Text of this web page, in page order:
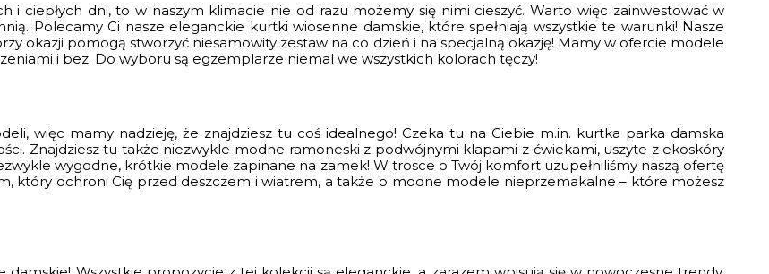
i ciepłych dni, to w naszym klimacie nie od razu możemy się nimi cieszyć. Warto więc zainwestować w
Polecamy Ci nasze eleganckie kurtki wiosenne damskie, które spełniają wszystkie te warunki! Nasze
okazji pomogą stworzyć niesamowity zestaw na co dzień i na specjalną okazję! Mamy w ofercie modele
i bez. Do wyboru są egzemplarze niemal we wszystkich kolorach tęczy!
więc mamy nadzieję, że znajdziesz tu coś idealnego! Czeka tu na Ciebie m.in. kurtka parka damska
Znajdziesz tu także niezwykle modne ramoneski z podwójnymi klapami z ćwiekami, uszyte z ekoskóry
wygodne, krótkie modele zapinane na zamek! W trosce o Twój komfort uzupełniliśmy naszą ofertę
który ochroni Cię przed deszczem i wiatrem, a także o modne modele nieprzemakalne – które możesz